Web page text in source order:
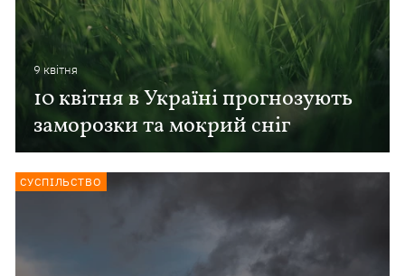
9 квiтня
10 квітня в Україні прогнозують
заморозки та мокрий сніг
СУСПІЛЬСТВО